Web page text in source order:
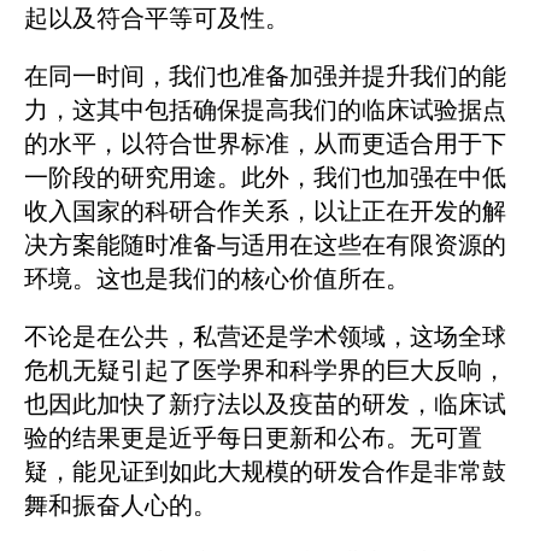
起以及符合平等可及性。
在同一时间，我们也准备加强并提升我们的能
力，这其中包括确保提高我们的临床试验据点
的水平，以符合世界标准，从而更适合用于下
一阶段的研究用途。此外，我们也加强在中低
收入国家的科研合作关系，以让正在开发的解
决方案能随时准备与适用在这些在有限资源的
环境。这也是我们的核心价值所在。
不论是在公共，私营还是学术领域，这场全球
危机无疑引起了医学界和科学界的巨大反响，
也因此加快了新疗法以及疫苗的研发，临床试
验的结果更是近乎每日更新和公布。无可置
疑，能见证到如此大规模的研发合作是非常鼓
舞和振奋人心的。